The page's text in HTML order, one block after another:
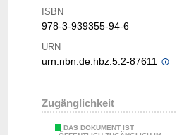
ISBN
978-3-939355-94-6
URN
urn:nbn:de:hbz:5:2-87611
Zugänglichkeit
DAS DOKUMENT IST